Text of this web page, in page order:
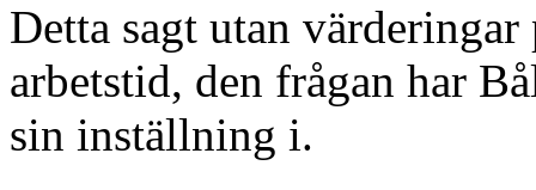
Detta sagt utan
arbetstid, den frågan har
sin inställning i.